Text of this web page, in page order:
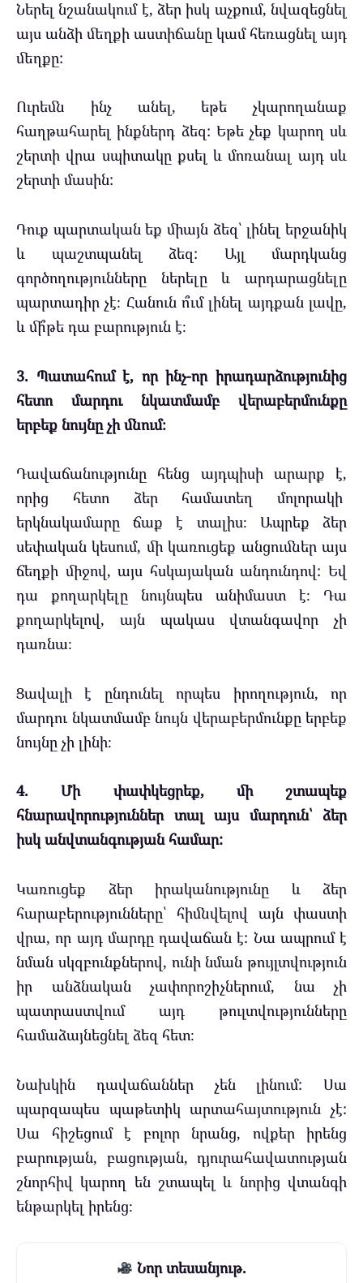
Ներել նշանակում է, ձեր իսկ աչքում, նվազեցնել
այս անձի մեղքի աստիճանը կամ հեռացնել այդ
մեղքը:
Ուրեմն ինչ անել, եթե չկարողանաք
հաղթահարել ինքներդ ձեզ: Եթե ​​չեք կարող սև
շերտի վրա սպիտակը քսել և մոռանալ այդ սև
շերտի մասին:
Դուք պարտական ​​եք միայն ձեզ՝ լինել երջանիկ
և պաշտպանել ձեզ: Այլ մարդկանց
գործողությունները ներելը և արդարացնելը
պարտադիր չէ։ Հանուն ո՞ւմ լինել այդքան լավը,
և մի՞թե դա բարություն է։
3. Պատահում է, որ ինչ-որ իրադարձությունից
հետո մարդու նկատմամբ վերաբերմունքը
երբեք նույնը չի մնում։
Դավաճանությունը հենց այդպիսի արարք է,
որից հետո ձեր համատեղ մոլորակի
երկնակամարը ճաք է տալիս։ Ապրեք ձեր
սեփական կեսում, մի կառուցեք անցումներ այս
ճեղքի միջով, այս հսկայական անդունդով: Եվ
դա քողարկելը նույնպես անիմաստ է։ Դա
քողարկելով, այն պակաս վտանգավոր չի
դառնա։
Ցավալի է ընդունել որպես իրողություն, որ
մարդու նկատմամբ նույն վերաբերմունքը երբեք
նույնը չի լինի։
4. Մի փափկեցրեք, մի շտապեք
հնարավորություններ տալ այս մարդուն՝ ձեր
իսկ անվտանգության համար:
Կառուցեք ձեր իրականությունը և ձեր
հարաբերությունները՝ հիմնվելով այն փաստի
վրա, որ այդ մարդը դավաճան է: Նա ապրում է
նման սկզբունքներով, ունի նման թույլտվություն
իր անձնական չափորոշիչներում, նա չի
պատրաստվում այդ թուլտվությունները
համաձայնեցնել ձեզ հետ։
Նախկին դավաճաններ չեն լինում: Սա
պարզապես պաթետիկ արտահայտություն չէ:
Սա հիշեցում է բոլոր նրանց, ովքեր իրենց
բարության, բացության, դյուրահավատության
շնորհիվ կարող են շտապել և նորից վտանգի
ենթարկել իրենց։
Նոր տեսանյութ.